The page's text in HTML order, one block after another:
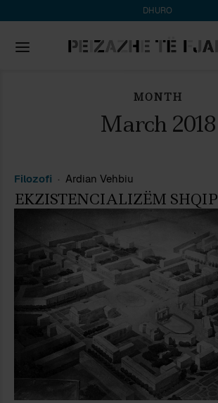
DHURO
MONTH
March 2018
Filozofi Ardian Vehbiu
EKZISTENCIALIZËM SHQIP